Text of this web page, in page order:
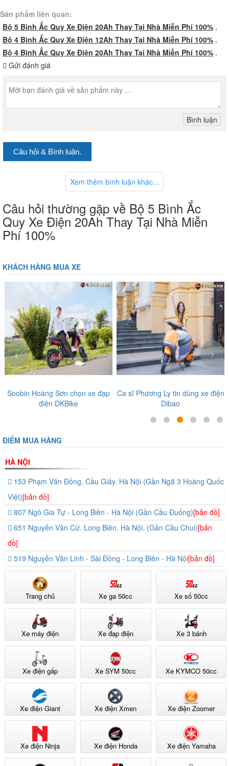
Sản phẩm liên quan:
Bộ 5 Bình Ắc Quy Xe Điện 20Ah Thay Tại Nhà Miễn Phí 100% ,
Bộ 4 Bình Ắc Quy Xe Điện 12Ah Thay Tại Nhà Miễn Phí 100% ,
Bộ 4 Bình Ắc Quy Xe Điện 20Ah Thay Tại Nhà Miễn Phí 100% ,
Gửi đánh giá
Câu hỏi & Bình luận.
Xem thêm bình luận khác...
Câu hỏi thường gặp về Bộ 5 Bình Ắc
Quy Xe Điện 20Ah Thay Tại Nhà Miễn
Phí 100%
KHÁCH HÀNG MUA XE
Soobin Hoàng Sơn chọn xe đạp
điện DKBike
Ca sĩ Phương Ly tin dùng xe điện
Dibao
‹ ›
ĐIỂM MUA HÀNG
HÀ NỘI
153 Phạm Văn Đồng. Cầu Giấy. Hà Nội (Gần Ngã 3 Hoàng Quốc
Việt)[bản đồ]
807 Ngô Gia Tự - Long Biên - Hà Nội (Gần Cầu Đuống)[bản đồ]
651 Nguyễn Văn Cừ. Long Biên. Hà Nội. (Gần Cầu Chui)[bản
đồ]
519 Nguyễn Văn Linh - Sài Đồng - Long Biên - Hà Nội[bản đồ]
Trang chủ Xe ga 50cc Xe số 50cc
Xe máy điện Xe đạp điện Xe 3 bánh
Xe điện gấp Xe SYM 50cc Xe KYMCO 50cc
Xe điện Giant Xe điện Xmen Xe điện Zoomer
Xe điện Ninja Xe điện Honda Xe điện Yamaha